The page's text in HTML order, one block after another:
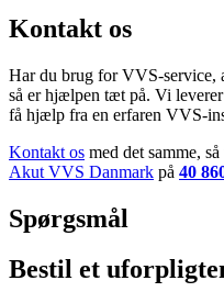
Kontakt os
Har du brug for VVS-service,
så er hjælpen tæt på. Vi
få hjælp fra en erfaren VVS-
Kontakt os med det samme,
Akut VVS Danmark på 40
Spørgsmål
Bestil et